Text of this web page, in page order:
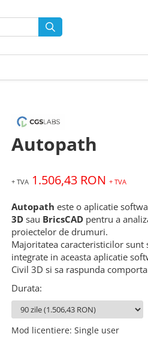
Autopath
+ TVA 1.506,43 RON + TVA
Autopath este o aplicatie
3D sau BricsCAD pentru a
proiectelor de drumuri.
Majoritatea caracteristicilor sunt
integrate in aceasta aplicatie
Civil 3D si sa raspunda
Durata:
Mod licentiere: Single user